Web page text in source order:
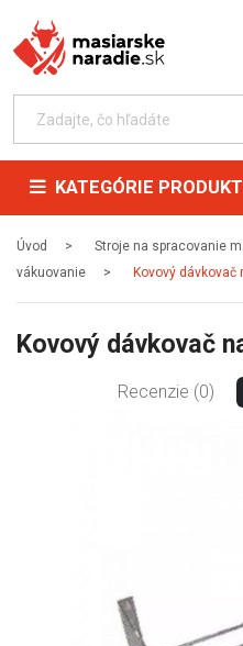
KATEGÓRIE
Úvod Stroje na spracovanie
vákuovanie
Kovový dávkovač
Kovový dávkovač
Recenzie (0)